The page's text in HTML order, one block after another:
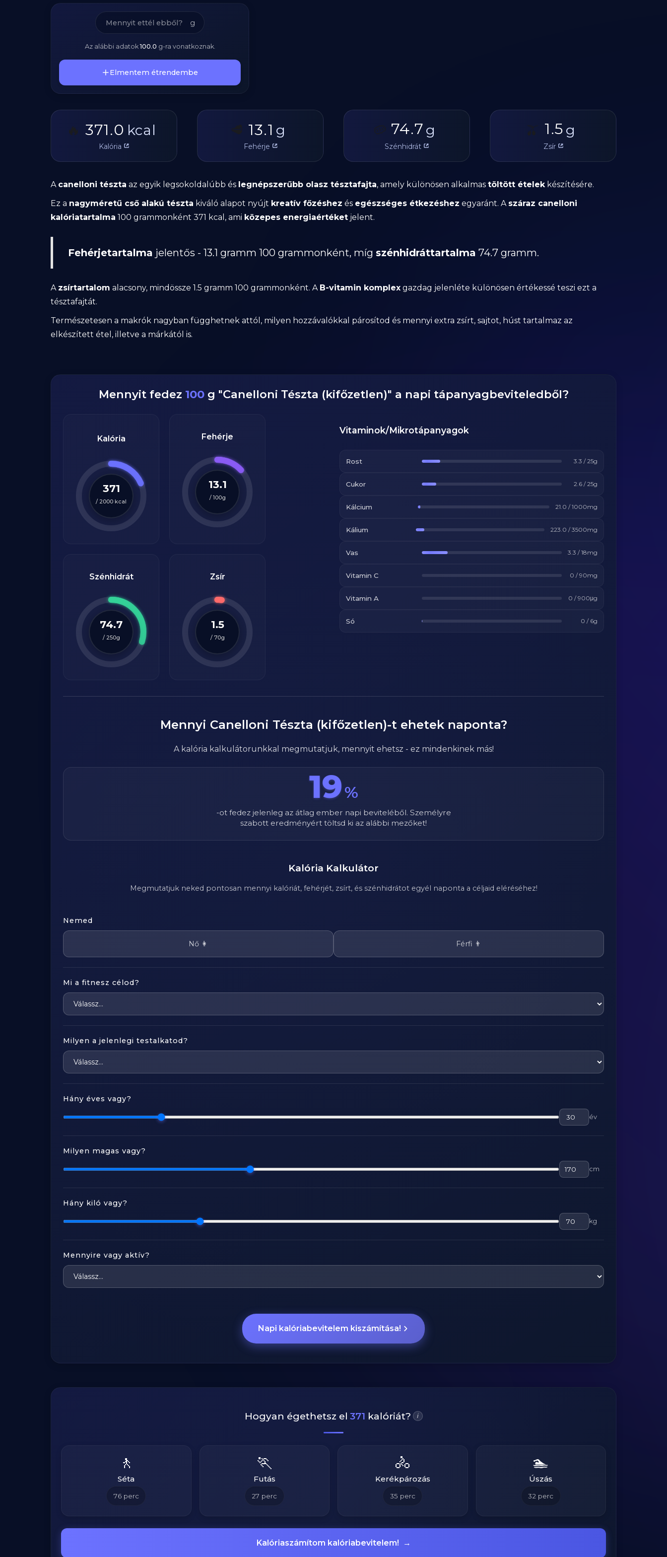
g
Az alábbi adatok100.0 g-ra vonatkoznak.
Elmentem étrendembe
🔥 371.0 kcal
Kalória
🥩 13.1 g
Fehérje
🥔 74.7 g
Szénhidrát
🫒 1.5 g
Zsír
A canelloni tészta az egyik legsokoldalúbb és legnépszerűbb olasz tésztafajta, amely különösen alkalmas töltött ételek készítésére.
Ez a nagyméretű cső alakú tészta kiváló alapot nyújt kreatív főzéshez és egészséges étkezéshez egyaránt. A száraz canelloni
kalóriatartalma 100 grammonként 371 kcal, ami közepes energiaértéket jelent.
Fehérjetartalma jelentős - 13.1 gramm 100 grammonként, míg szénhidráttartalma 74.7 gramm.
A zsírtartalom alacsony, mindössze 1.5 gramm 100 grammonként. A B-vitamin komplex gazdag jelenléte különösen értékessé teszi ezt a
tésztafajtát.
Természetesen a makrók nagyban függhetnek attól, milyen hozzávalókkal párosítod és mennyi extra zsírt, sajtot, húst tartalmaz az
elkészített étel, illetve a márkától is.
Mennyit fedez 100 g "Canelloni Tészta (kifőzetlen)" a napi tápanyagbeviteledből?
Kalória
371
/ 2000 kcal
Fehérje
13.1
/100g
Szénhidrát
74.7
/ 250g
Zsír
1.5
/70g
Vitaminok/Mikrotápanyagok
Rost 3.3 /25g
Cukor 2.6 /25g
Kálcium 21.0 /1000mg
Kálium 223.0 /3500mg
Vas 3.3 /18mg
Vitamin C 0 /90mg
Vitamin A 0 /900μg
Só 0 / 6g
Mennyi Canelloni Tészta (kifőzetlen)-t ehetek naponta?
A kalória kalkulátorunkkal megmutatjuk, mennyit ehetsz - ez mindenkinek más!
19%
-ot fedez jelenleg az átlag ember napi beviteléből. Személyre
szabott eredményért töltsd ki az alábbi mezőket!
Kalória Kalkulátor
Megmutatjuk neked pontosan mennyi kalóriát, fehérjét, zsírt, és szénhidrátot egyél naponta a céljaid eléréséhez!
Nemed
Nő 👩 Férfi 👨
Mi a fitnesz célod?
Milyen a jelenlegi testalkatod?
Hány éves vagy?
év
Milyen magas vagy?
cm
Hány kiló vagy?
kg
Mennyire vagy aktív?
Napi kalóriabevitelem kiszámítása!
Hogyan égethetsz el 371 kalóriát? i
🚶
Séta
76perc
🏃
Futás
27 perc
🚴
Kerékpározás
35 perc
🏊
Úszás
32 perc
Kalóriaszámítom kalóriabevitelem! →